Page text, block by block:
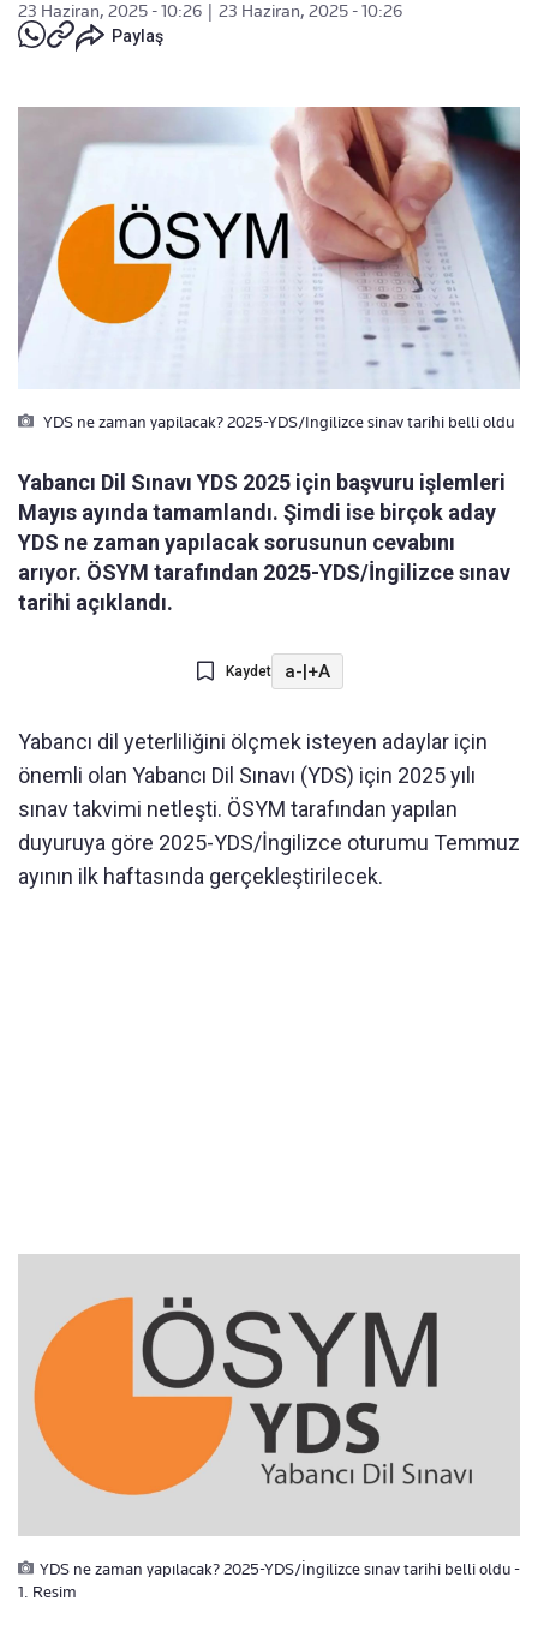
23 Haziran, 2025 - 10:26
23 Haziran, 2025 - 10:26
Paylaş
YDS ne zaman yapilacak? 2025-YDS/Ingilizce sinav tarihi belli oldu
Yabancı Dil Sınavı YDS 2025 için başvuru işlemleri
Mayıs ayında tamamlandı. Şimdi ise birçok aday
YDS ne zaman yapılacak sorusunun cevabını
arıyor. ÖSYM tarafından 2025-YDS/İngilizce sınav
tarihi açıklandı.
Kaydet a-|+A
Yabancı dil yeterliliğini ölçmek isteyen adaylar için
önemli olan Yabancı Dil Sınavı (YDS) için 2025 yılı
sınav takvimi netleşti. ÖSYM tarafından yapılan
duyuruya göre 2025-YDS/İngilizce oturumu Temmuz
ayının ilk haftasında gerçekleştirilecek.
YDS ne zaman yapılacak? 2025-YDS/İngilizce sınav tarihi belli oldu -
1. Resim